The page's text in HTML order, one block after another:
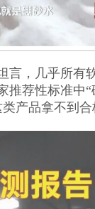
言，几乎所有
推荐性标准中
产品拿不到